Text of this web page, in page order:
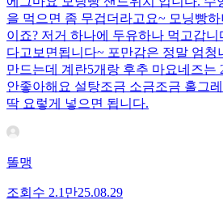
을 먹으면 좀 무겁더라고요~ 모닝빵
이죠? 저거 하나에 두유하나 먹고갑
다고보면됩니다~ 포만감은 정말 엄청
만드는데 계란5개랑 후추 마요네즈는
안좋아해요 설탕조금 소금조금 홀그
딱 요렇게 넣으면 됩니다.
똘맹
조회수 2.1만25.08.29